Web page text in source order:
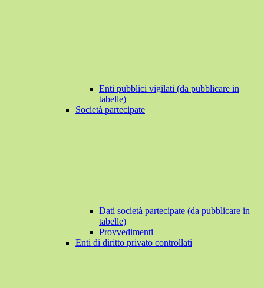
Enti pubblici vigilati (da pubblicare in
tabelle)
Società partecipate
Dati società partecipate (da pubblicare in
tabelle)
Provvedimenti
Enti di diritto privato controllati